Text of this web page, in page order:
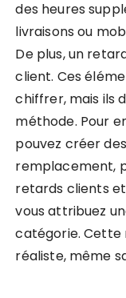
des heures
livraisons ou
De plus, un
client. Ces
chiffrer, mais ils
méthode. Pour
pouvez créer
remplacement,
retards clients
vous attribuez
catégorie. Cette
réaliste, même